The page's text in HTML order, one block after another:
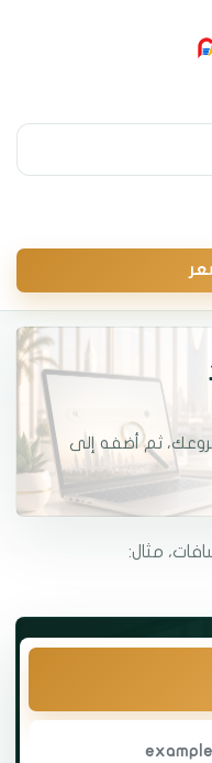
ثم أضفه إلى
مثال: